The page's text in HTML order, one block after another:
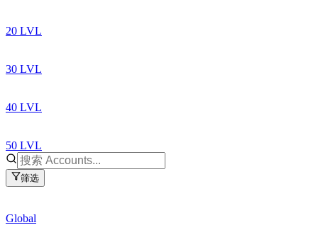
20 LVL
30 LVL
40 LVL
50 LVL
筛选
Global